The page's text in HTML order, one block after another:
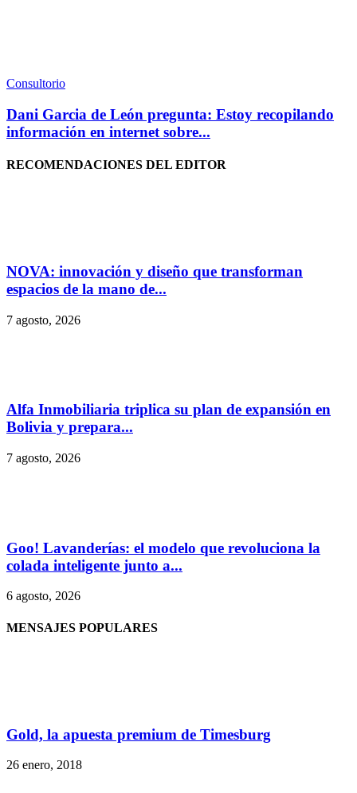
Consultorio
Dani Garcia de León pregunta: Estoy recopilando
información en internet sobre...
RECOMENDACIONES DEL EDITOR
NOVA: innovación y diseño que transforman
espacios de la mano de...
7 agosto, 2026
Alfa Inmobiliaria triplica su plan de expansión en
Bolivia y prepara...
7 agosto, 2026
Goo! Lavanderías: el modelo que revoluciona la
colada inteligente junto a...
6 agosto, 2026
MENSAJES POPULARES
Gold, la apuesta premium de Timesburg
26 enero, 2018